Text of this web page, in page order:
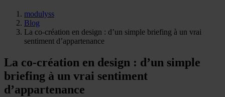
modulyss
Blog
La co-création en design : d’un simple briefing à un vrai
sentiment d’appartenance
La co-création en design : d’un simple
briefing à un vrai sentiment
d’appartenance